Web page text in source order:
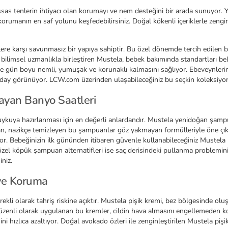
tenlerin ihtiyacı olan korumayı ve nem desteğini bir arada
en saf yolunu keşfedebilirsiniz. Doğal kökenli içeriklerle
karşı savunmasız bir yapıya sahiptir. Bu özel dönemde tercih
uzmanlıkla birleştiren Mustela, bebek bakımında standartları
boyu nemli, yumuşak ve korunaklı kalmasını sağlıyor.
görünüyor. LCW.com üzerinden ulaşabileceğiniz bu seçkin
Banyo Saatleri
hazırlanması için en değerli anlardandır. Mustela yenidoğan
temizleyen bu şampuanlar göz yakmayan formülleriyle öne
Bebeğinizin ilk gününden itibaren güvenle kullanabileceğiniz
köpük şampuan alternatifleri ise saç derisindeki pullanma
Koruma
olarak tahriş riskine açıktır. Mustela pişik kremi, bez bölgesinde
olarak uygulanan bu kremler, cildin hava almasını
hızlıca azaltıyor. Doğal avokado özleri ile zenginleştirilen Mustela